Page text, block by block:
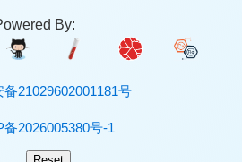
By:
21029602001181号
备2026005380号-1